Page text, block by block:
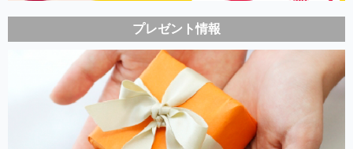
プレゼント情報